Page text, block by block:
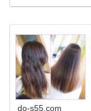
do-s55.com